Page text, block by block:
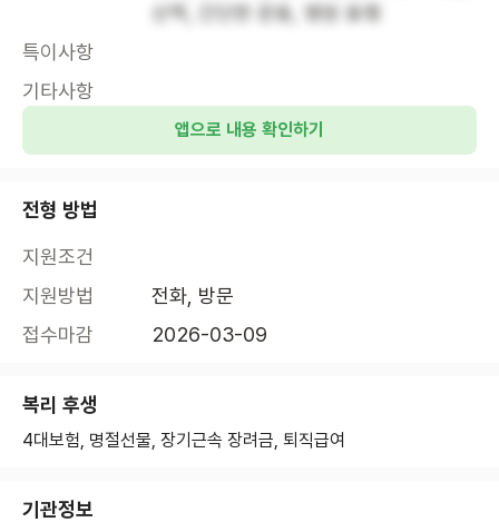
산책, 간단한 운동, 병원 동행
특이사항
기타사항
앱으로 내용 확인하기
전형 방법
지원조건
지원방법
전화, 방문
접수마감
2026-03-09
복리 후생
4대보험, 명절선물, 장기근속 장려금, 퇴직급여
기관정보